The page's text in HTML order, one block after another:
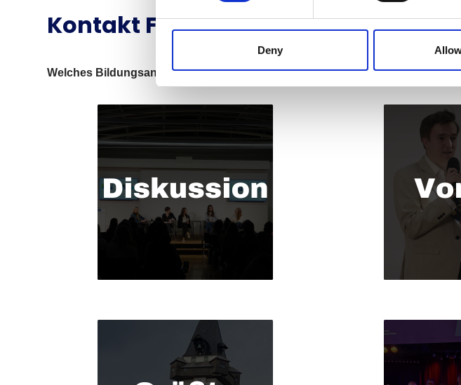
Deny
Kontakt Formular
Welches Bildungsangebot wollen Sie in anspruch nehmen?*